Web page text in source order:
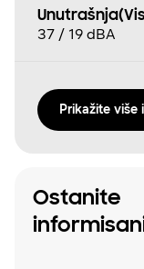
37 / 19 dBA
Prikažite više
Ostanite